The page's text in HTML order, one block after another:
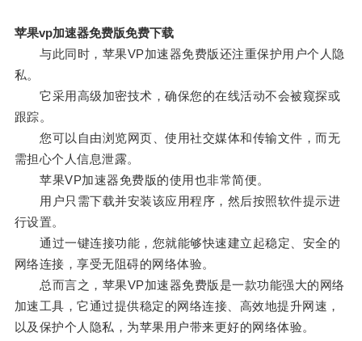
苹果vp加速器免费版免费下载
与此同时，苹果VP加速器免费版还注重保护用户个人隐
私。
它采用高级加密技术，确保您的在线活动不会被窥探或
跟踪。
您可以自由浏览网页、使用社交媒体和传输文件，而无
需担心个人信息泄露。
苹果VP加速器免费版的使用也非常简便。
用户只需下载并安装该应用程序，然后按照软件提示进
行设置。
通过一键连接功能，您就能够快速建立起稳定、安全的
网络连接，享受无阻碍的网络体验。
总而言之，苹果VP加速器免费版是一款功能强大的网络
加速工具，它通过提供稳定的网络连接、高效地提升网速，
以及保护个人隐私，为苹果用户带来更好的网络体验。